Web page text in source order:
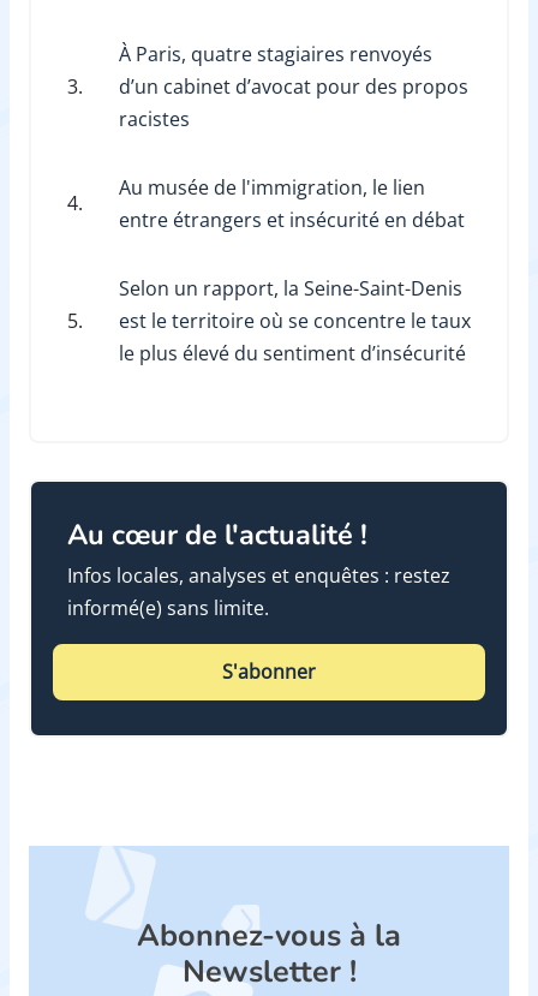
3.
À Paris, quatre stagiaires renvoyés
d’un cabinet d’avocat pour des propos
racistes
4.
Au musée de l'immigration, le lien
entre étrangers et insécurité en débat
5.
Selon un rapport, la Seine-Saint-Denis
est le territoire où se concentre le taux
le plus élevé du sentiment d’insécurité
Au cœur de l'actualité !
Infos locales, analyses et enquêtes : restez
informé(e) sans limite.
S'abonner
Abonnez-vous à la
Newsletter !